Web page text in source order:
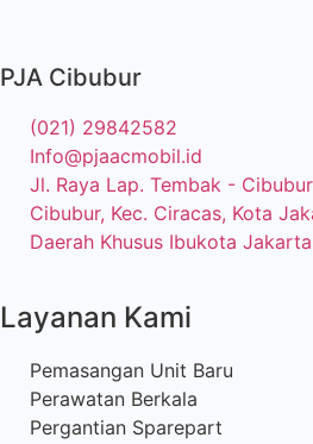
PJA Cibubur
(021) 29842582
Info@pjaacmobil.id
Jl. Raya Lap. Tembak - Cibubur,
Cibubur, Kec. Ciracas, Kota
Daerah Khusus Ibukota
Layanan Kami
Pemasangan Unit Baru
Perawatan Berkala
Pergantian Sparepart